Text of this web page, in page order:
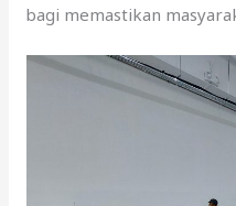
bagi memastikan